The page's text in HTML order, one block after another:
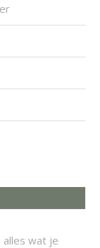
alles wat je